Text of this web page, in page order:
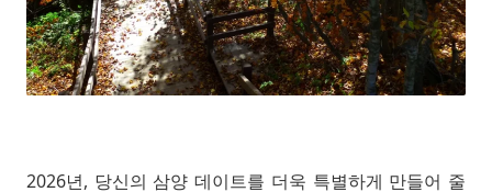
2026년, 당신의 삼양 데이트를 더욱 특별하게 만들어 줄